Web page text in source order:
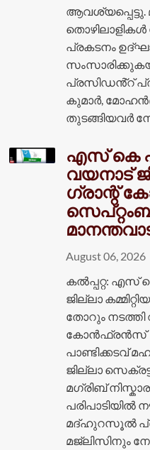
ആവശ്യപ്പെട്ടു.
പ്രകടനം
പ്രസിഡൻ്റ്
കുമാർ,
തുടങ്ങിയവർ
എസ്
വയനാട്
ഗ്രാന്റ്
August 06, 2026
കൽപ്പറ്റ:
ജില്ലാ
തോറും
കോൻഫ്രൻസ്
പാണ്ടിക്കടവ്
ജില്ലാ
മഗ്രിബ്
പരിപാടിയിൽ
മദ്ഹുറസൂൽ
മജ്ലിസിനും